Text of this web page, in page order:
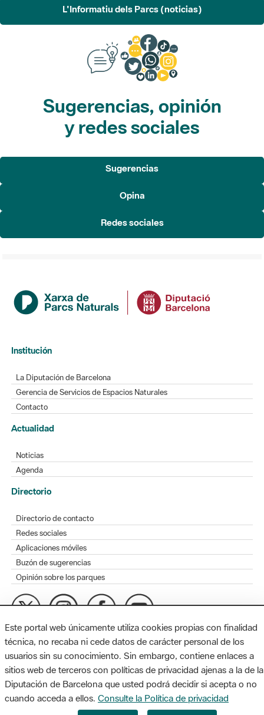
L'Informatiu dels Parcs (noticias)
Sugerencias, opinión
y redes sociales
Sugerencias
Opina
Redes sociales
Institución
La Diputación de Barcelona
Gerencia de Servicios de Espacios Naturales
Contacto
Actualidad
Noticias
Agenda
Directorio
Directorio de contacto
Redes sociales
Aplicaciones móviles
Buzón de sugerencias
Opinión sobre los parques
MAPA WEB
Diputación de Barcelona. Edifici Llacuna, 1a planta. Badajoz, 49.
08005 Barcelona. Tel. 934 022 428 / xarxaparcs@diba.cat
Este portal web únicamente utiliza cookies propias con finalidad
técnica, no recaba ni cede datos de carácter personal de los
usuarios sin su conocimiento. Sin embargo, contiene enlaces a
sitios web de terceros con políticas de privacidad ajenas a la de la
Diputación de Barcelona que usted podrá decidir si acepta o no
cuando acceda a ellos. Consulte la Política de privacidad